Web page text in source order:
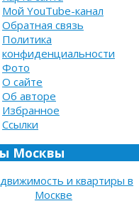
Мой YouTube-канал
Обратная связь
Политика
конфиденциальности
Фото
О сайте
Об авторе
Избранное
Ссылки
Москвы